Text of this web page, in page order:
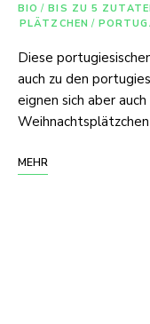
BIO / BIS ZU 5
PLÄTZCHEN /
Diese
auch zu den
eignen sich aber
MEHR